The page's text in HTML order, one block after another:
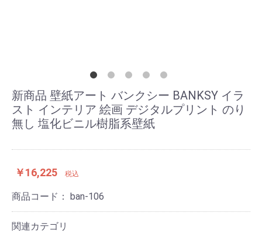
新商品 壁紙アート バンクシー BANKSY イラ
スト インテリア 絵画 デジタルプリント のり
無し 塩化ビニル樹脂系壁紙
￥16,225 税込
商品コード： ban-106
関連カテゴリ